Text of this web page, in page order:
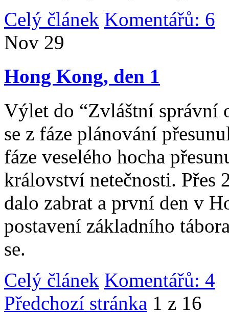
Celý článek Komentářů: 6
Nov 29
Hong Kong, den 1
Výlet do “Zvláštní správní
se z fáze plánování
fáze veselého hocha
království netečnosti. Přes
dalo zabrat a první den v
postavení základního
se.
Celý článek Komentářů: 4
Předchozí stránka 1 z 16